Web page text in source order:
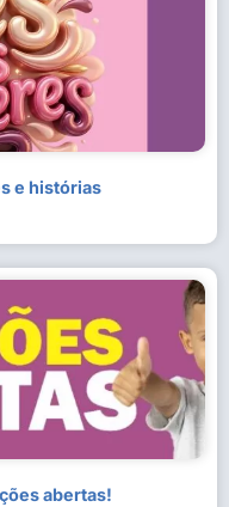
e histórias
abertas!